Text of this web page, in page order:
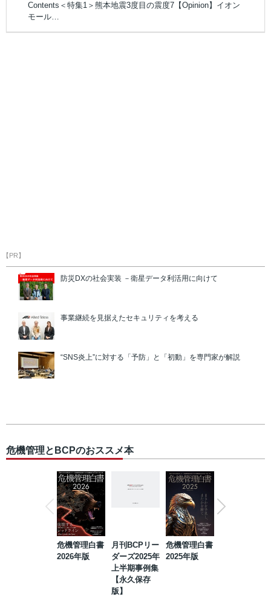
Contents＜特集1＞熊本地震3度目の震度7【Opinion】イオン
モール…
【PR】
防災DXの社会実装 －衛星データ利活用に向けて
事業継続を見据えたセキュリティを考える
“SNS炎上”に対する「予防」と「初動」を専門家が解説
危機管理とBCPのおススメ本
危機管理白書
2026年版
月刊BCPリー
ダーズ2025年
上半期事例集
【永久保存
版】
危機管理白書
2025年版